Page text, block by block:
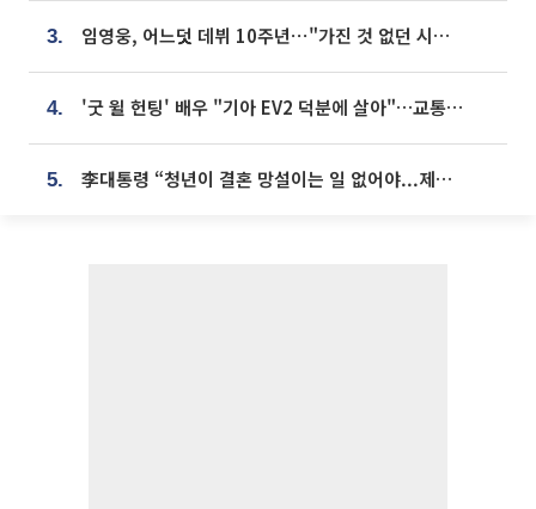
3. 임영웅, 어느덧 데뷔 10주년⋯"가진 것 없던 시절, 내 앞엔 20명의 팬뿐"
4. '굿 윌 헌팅' 배우 "기아 EV2 덕분에 살아"…교통사고 후 안전성 극찬
5. 李대통령 “청년이 결혼 망설이는 일 없어야...제도상 불이익 조사”